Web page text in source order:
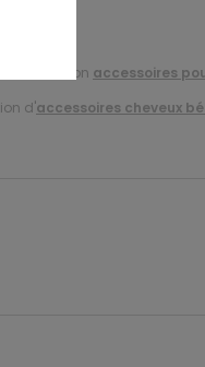
la collection accessoires
d'accessoires cheveux